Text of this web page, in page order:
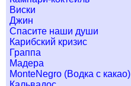
Виски
Джин
Спасите наши души
Карибский кризис
Граппа
Мадера
MonteNegro (Водка с какао)